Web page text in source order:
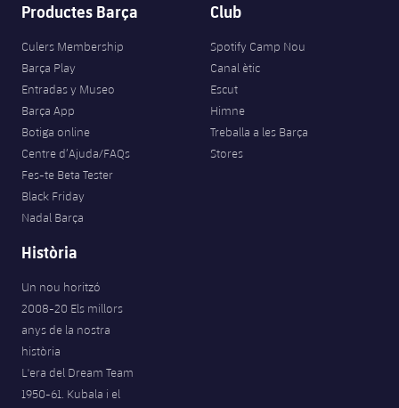
Jugadors
Fotos
Història
Palmarès
Classificació
Infantil
Aleví
Atletisme
plusicon
més
Actualitat
Masculí
Femení
Agenda
Bàsquet en cadira de rodes
plusicon
més
Actualitat
Jugadors
Calendari
Classificació
Hockey gel
plusicon
més
Hoquei herba
plusicon
més
Hockey Herba Masculí
Hockey Herba Femení
plusicon
més
Actualitat
Plantilla
Agenda
Escola de Patinatge
Rugby
Actualitat
Voleibol
plusicon
més
Productes Barça
Culers Membership
Barça Play
Entradas y Museo
Barça App
Botiga online
Centre d’Ajuda/FAQs
Fes-te Beta Tester
Black Friday
Nadal Barça
Club
Spotify Camp Nou
Canal ètic
Escut
Himne
Treballa a les Barça
Stores
Història
Un nou horitzó
2008-20 Els millors
anys de la nostra
història
L'era del Dream Team
1950-61. Kubala i el